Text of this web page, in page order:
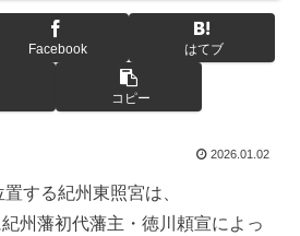
Facebook はてブ
コピー
2026.01.02
する紀州東照宮は、
州藩初代藩主・徳川頼宣によっ